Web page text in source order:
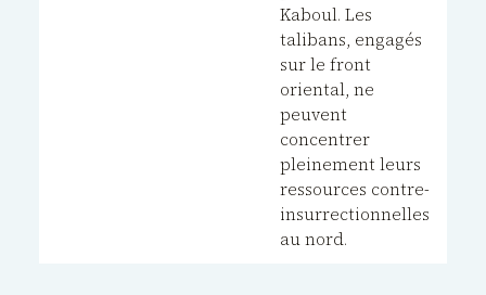
Kaboul. Les
talibans, engagés
sur le front
oriental, ne
peuvent
concentrer
pleinement leurs
ressources contre-
insurrectionnelles
au nord.